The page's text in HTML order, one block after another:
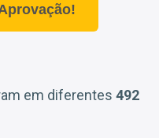
em diferentes 492